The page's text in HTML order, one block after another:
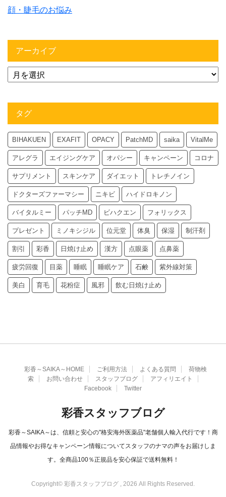
顔・睫毛のお悩み
アーカイブ
タグ
BIHAKUEN EXAFIT OPACY PatchMD saika VitalMe
アレグラ エイジングケア オパシー キャンペーン コロナ
サプリメント スキンケア ダイエット トレチノイン
ドクターズファーマシー ニキビ ハイドロキノン
バイタルミー パッチMD ビハクエン フォリックス
プレゼント ミノキシジル 位元堂 体臭 保湿 制汗剤
割引 彩香 日焼け止め 漢方 点眼薬 点鼻薬
疲労回復 目薬 睡眠 睡眠ケア 石鹸 紫外線対策
美白 育毛 花粉症 風邪 飲む日焼け止め
彩香～SAIKA～HOME ご利用方法 よくある質問
荷物検
索
お問い合わせ スタッフブログ
アフィリエイト
Facebook
Twitter
彩香スタッフブログ
彩香～SAIKA～は、信頼と安心の"格安海外医薬品"老舗個人輸入代行です！商
品情報やお得なキャンペーン情報についてスタッフのナマの声をお届けしま
す。全商品100％正規品を安心保証で送料無料！
Copyright© 彩香スタッフブログ , 2026 All Rights Reserved.